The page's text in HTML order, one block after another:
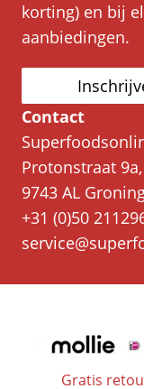
korting) en bij
aanbiedingen.
Contact
Protonstraat 9a,
9743 AL
+31 (0)50
Gratis